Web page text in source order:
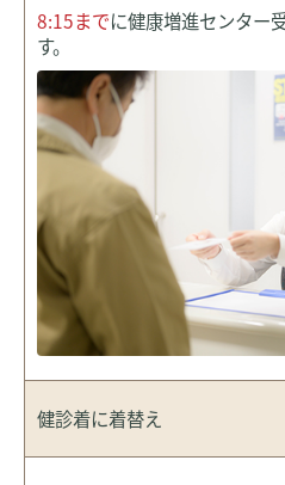
8:15までに健康増進センター
す。
健診着に着替え